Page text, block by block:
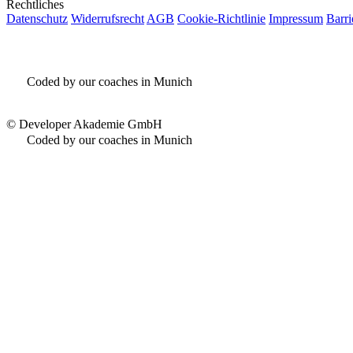
Rechtliches
Datenschutz WiderrufsrechtAGB Cookie-Richtlinie Impressum
Coded by our coaches in Munich
© Developer Akademie GmbH
Coded by our coaches in Munich